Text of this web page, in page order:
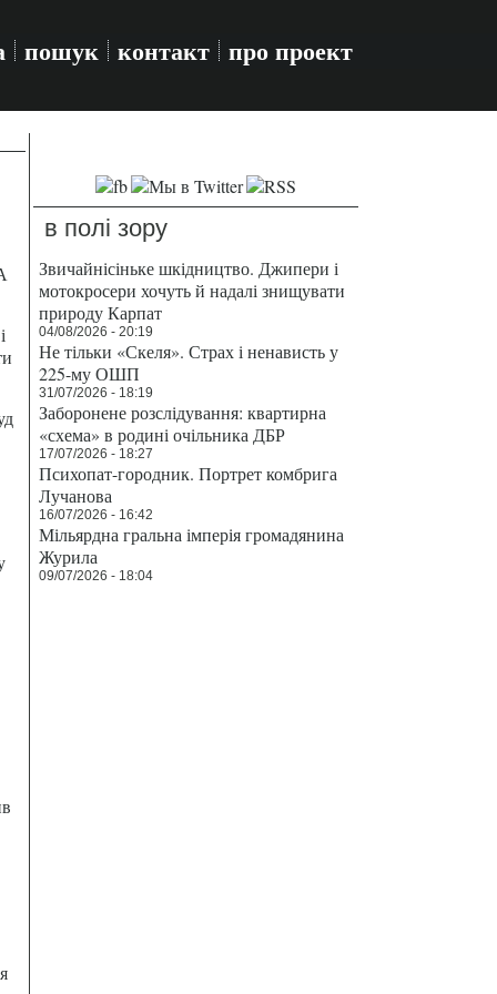
пошук контакт про проект
в полі зору
Звичайнісіньке шкідництво. Джипери і
мотокросери хочуть й надалі знищувати
природу Карпат
04/08/2026 - 20:19
Не тільки «Скеля». Страх і ненависть у
225-му ОШП
31/07/2026 - 18:19
Заборонене розслідування: квартирна
«схема» в родині очільника ДБР
17/07/2026 - 18:27
Психопат-городник. Портрет комбрига
Лучанова
16/07/2026 - 16:42
Мільярдна гральна імперія громадянина
Журила
09/07/2026 - 18:04